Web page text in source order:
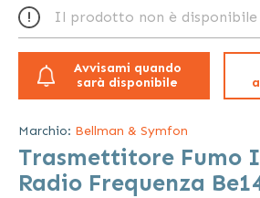
Il prodotto non è disponibile
Avvisami quando
sarà disponibile
all'inizio
della
immagini
Marchio: Bellman & Symfon
Trasmettitore Fumo
Radio Frequenza